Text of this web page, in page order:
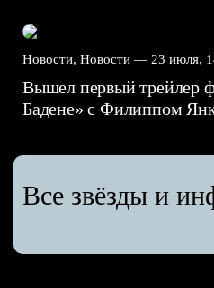
Новости, Новости — 23 июля,
Вышел первый трейлер
Бадене» с Филиппом
Все звёзды и